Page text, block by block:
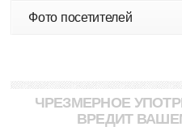
Фото посетителей
ЧРЕЗМЕРНОЕ
ВРЕДИТ